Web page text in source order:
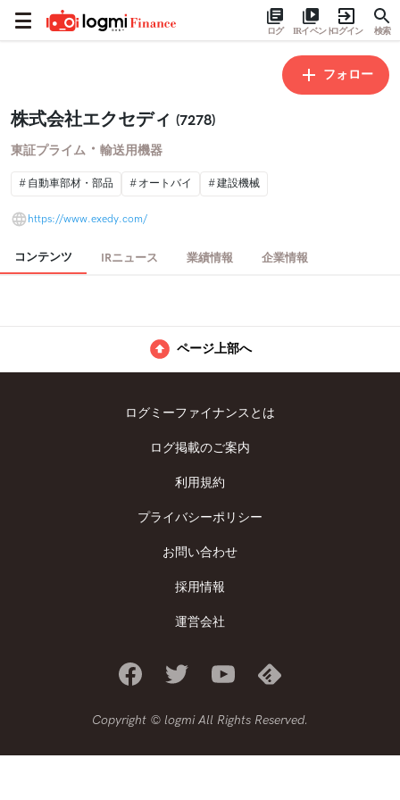
ログ IRイベントログイン 検索
フォロー
株式会社エクセディ (7278)
東証プライム ・ 輸送用機器
自動車部材・部品 オートバイ 建設機械
https://www.exedy.com/
コンテンツ IRニュース 業績情報 企業情報
ページ上部へ
ログミーファイナンスとは
ログ掲載のご案内
利用規約
プライバシーポリシー
お問い合わせ
採用情報
運営会社
Copyright © logmi All Rights Reserved.